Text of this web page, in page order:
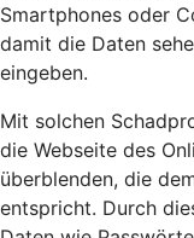
Smartphones oder
damit die Daten
eingeben.
Mit solchen
die Webseite des
überblenden, die
entspricht. Durch